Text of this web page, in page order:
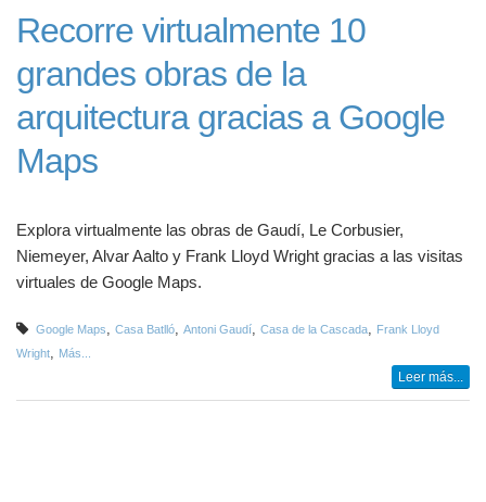
Recorre virtualmente 10
grandes obras de la
arquitectura gracias a Google
Maps
Explora virtualmente las obras de Gaudí, Le Corbusier,
Niemeyer, Alvar Aalto y Frank Lloyd Wright gracias a las visitas
virtuales de Google Maps.
Google Maps, Casa Batlló, Antoni Gaudí, Casa de la Cascada, Frank Lloyd
Wright, Más...
Leer más...